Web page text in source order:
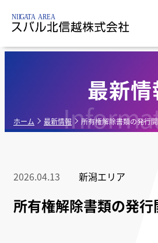
最新情
ホーム 最新情報 所有権解除書類の発行
2026.04.13 新潟エリア
所有権解除書類の発